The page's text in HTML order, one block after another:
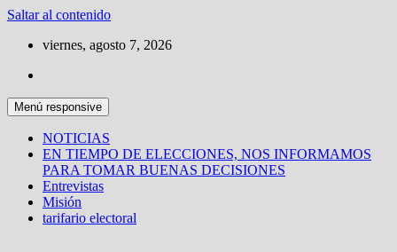
Saltar al contenido
viernes, agosto 7, 2026
Menú responsive
NOTICIAS
EN TIEMPO DE ELECCIONES, NOS INFORMAMOS
PARA TOMAR BUENAS DECISIONES
Entrevistas
Misión
tarifario electoral